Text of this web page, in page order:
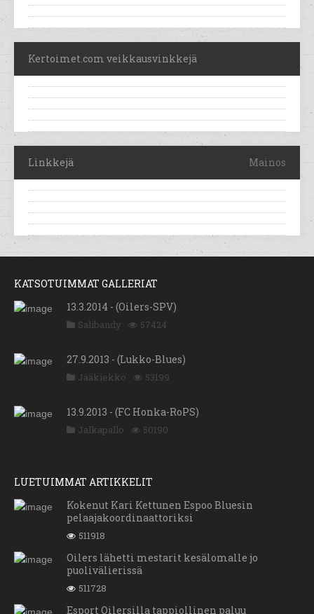
Kertoimet.com veikkausvinkkejä
Linkkejä Mainos
KATSOTUIMMAT GALLERIAT
13.3.2014 - (Oilers-SPV)
Salibandy 57424
27.9.2013 - (Lukko-Blues)
Jääkiekko 53199
13.9.2013 - (FC Honka-RoPS)
Jalkapallo 50190
LUETUIMMAT ARTIKKELIT
Kokenut Kari Kettunen Espoo Bluesin
pelaajakoordinaattoriksi
511918
Oilers lähetti mestarit kesälomalle jo
puolivälierissä
511728
Esport Oilersilla tappiollinen paluu